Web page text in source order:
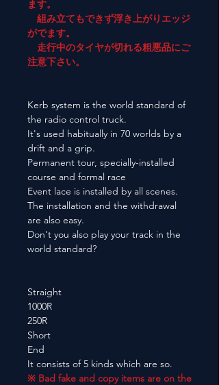
ます。
組み立てもできず浮き上がりエッジ
がでます。
走行中のタイヤが切れる粗悪品にご
注意下さい。
Kerb system is the world standard of
the radio control truck.
It's used habitually in 70 worlds by a
drift and a grip.
Permanent tour, specially-installed
course and formal race
Event lace is installed by all scenes.
The installation and the withdrawal
are also easy.
Don't you also play your track in the
world standard?
Straight
1000R
250R
Short
End
It consists of 5 kinds which are so.
※ Bad fake and copy items are on the